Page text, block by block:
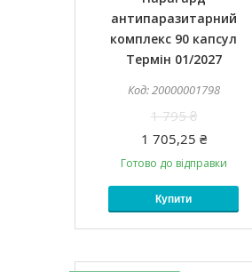
антипаразитарний
комплекс 90 капсул
Термін 01/2027
20000001798
1 795 ₴
1 705,25 ₴
Готово до відправки
Купити